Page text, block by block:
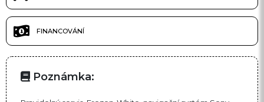
FINANCOVÁNÍ
Poznámka: